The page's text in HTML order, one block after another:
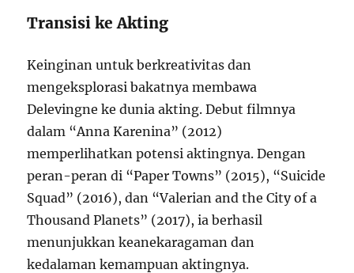
Transisi ke Akting
Keinginan untuk berkreativitas dan
mengeksplorasi bakatnya membawa
Delevingne ke dunia akting. Debut filmnya
dalam “Anna Karenina” (2012)
memperlihatkan potensi aktingnya. Dengan
peran-peran di “Paper Towns” (2015), “Suicide
Squad” (2016), dan “Valerian and the City of a
Thousand Planets” (2017), ia berhasil
menunjukkan keanekaragaman dan
kedalaman kemampuan aktingnya.